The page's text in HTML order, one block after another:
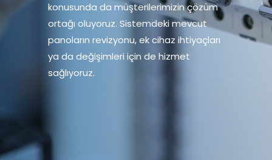
konusunda da müşterilerimizin çözüm
ortağı oluyoruz. Sistemdeki mevcut
panoların revizyonu, ek cihaz ihtiyaçları
ya da değişimleri için de hizmet
sağlıyoruz.